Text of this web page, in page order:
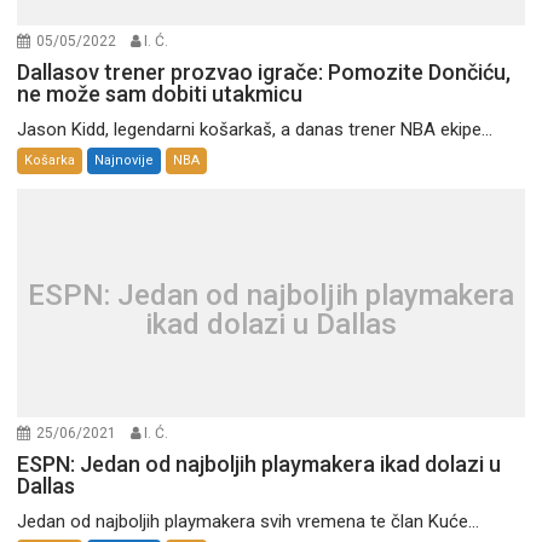
05/05/2022 I. Ć.
Dallasov trener prozvao igrače: Pomozite Dončiću,
ne može sam dobiti utakmicu
Jason Kidd, legendarni košarkaš, a danas trener NBA ekipe...
Košarka Najnovije NBA
ESPN: Jedan od najboljih playmakera
ikad dolazi u Dallas
25/06/2021 I. Ć.
ESPN: Jedan od najboljih playmakera ikad dolazi u
Dallas
Jedan od najboljih playmakera svih vremena te član Kuće...